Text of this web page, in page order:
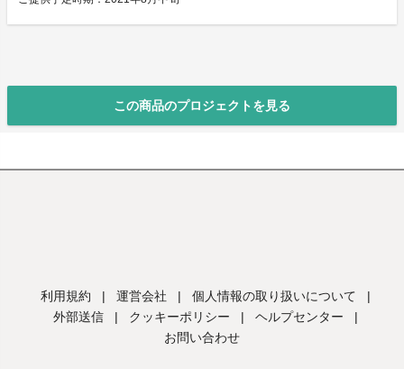
この商品のプロジェクトを見る
利用規約 | 運営会社 | 個人情報の取り扱いについて
|
外部送信
| クッキーポリシー | ヘルプセンター
|
お問い合わせ